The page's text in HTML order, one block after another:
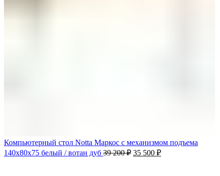
Компьютерный стол Notta Маркос с механизмом подъема
140х80х75 белый / вотан дуб 39 200₽ 35 500 ₽